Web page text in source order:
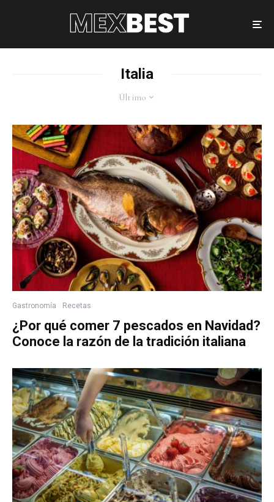
Italia
Último
Gastronomía Recetas
¿Por qué comer 7 pescados en Navidad?
Conoce la razón de la tradición italiana